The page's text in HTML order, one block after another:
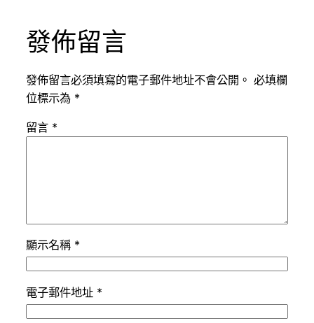
發佈留言
發佈留言必須填寫的電子郵件地址不會公開。 必填欄
位標示為 *
留言 *
顯示名稱 *
電子郵件地址 *